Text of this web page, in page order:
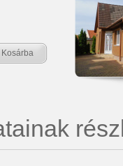
Kosárba